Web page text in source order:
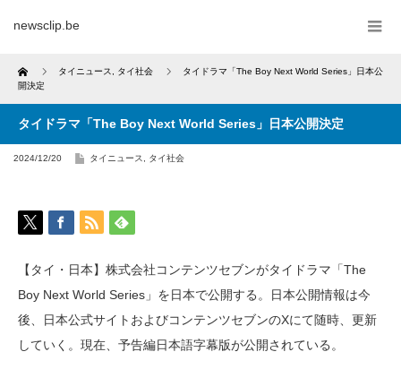
newsclip.be
Home タイニュース タイ社会
タイドラマ「The Boy Next World Series」日本公
開決定
タイドラマ「The Boy Next World Series」日本公開決定
2024/12/20 タイニュース タイ社会
【タイ・日本】株式会社コンテンツセブンがタイドラマ「The
Boy Next World Series」を日本で公開する。日本公開情報は今
後、日本公式サイトおよびコンテンツセブンのXにて随時、更新
していく。現在、予告編日本語字幕版が公開されている。